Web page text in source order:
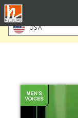
Direkt
zum
Inhalt
Bitte Standort
USA